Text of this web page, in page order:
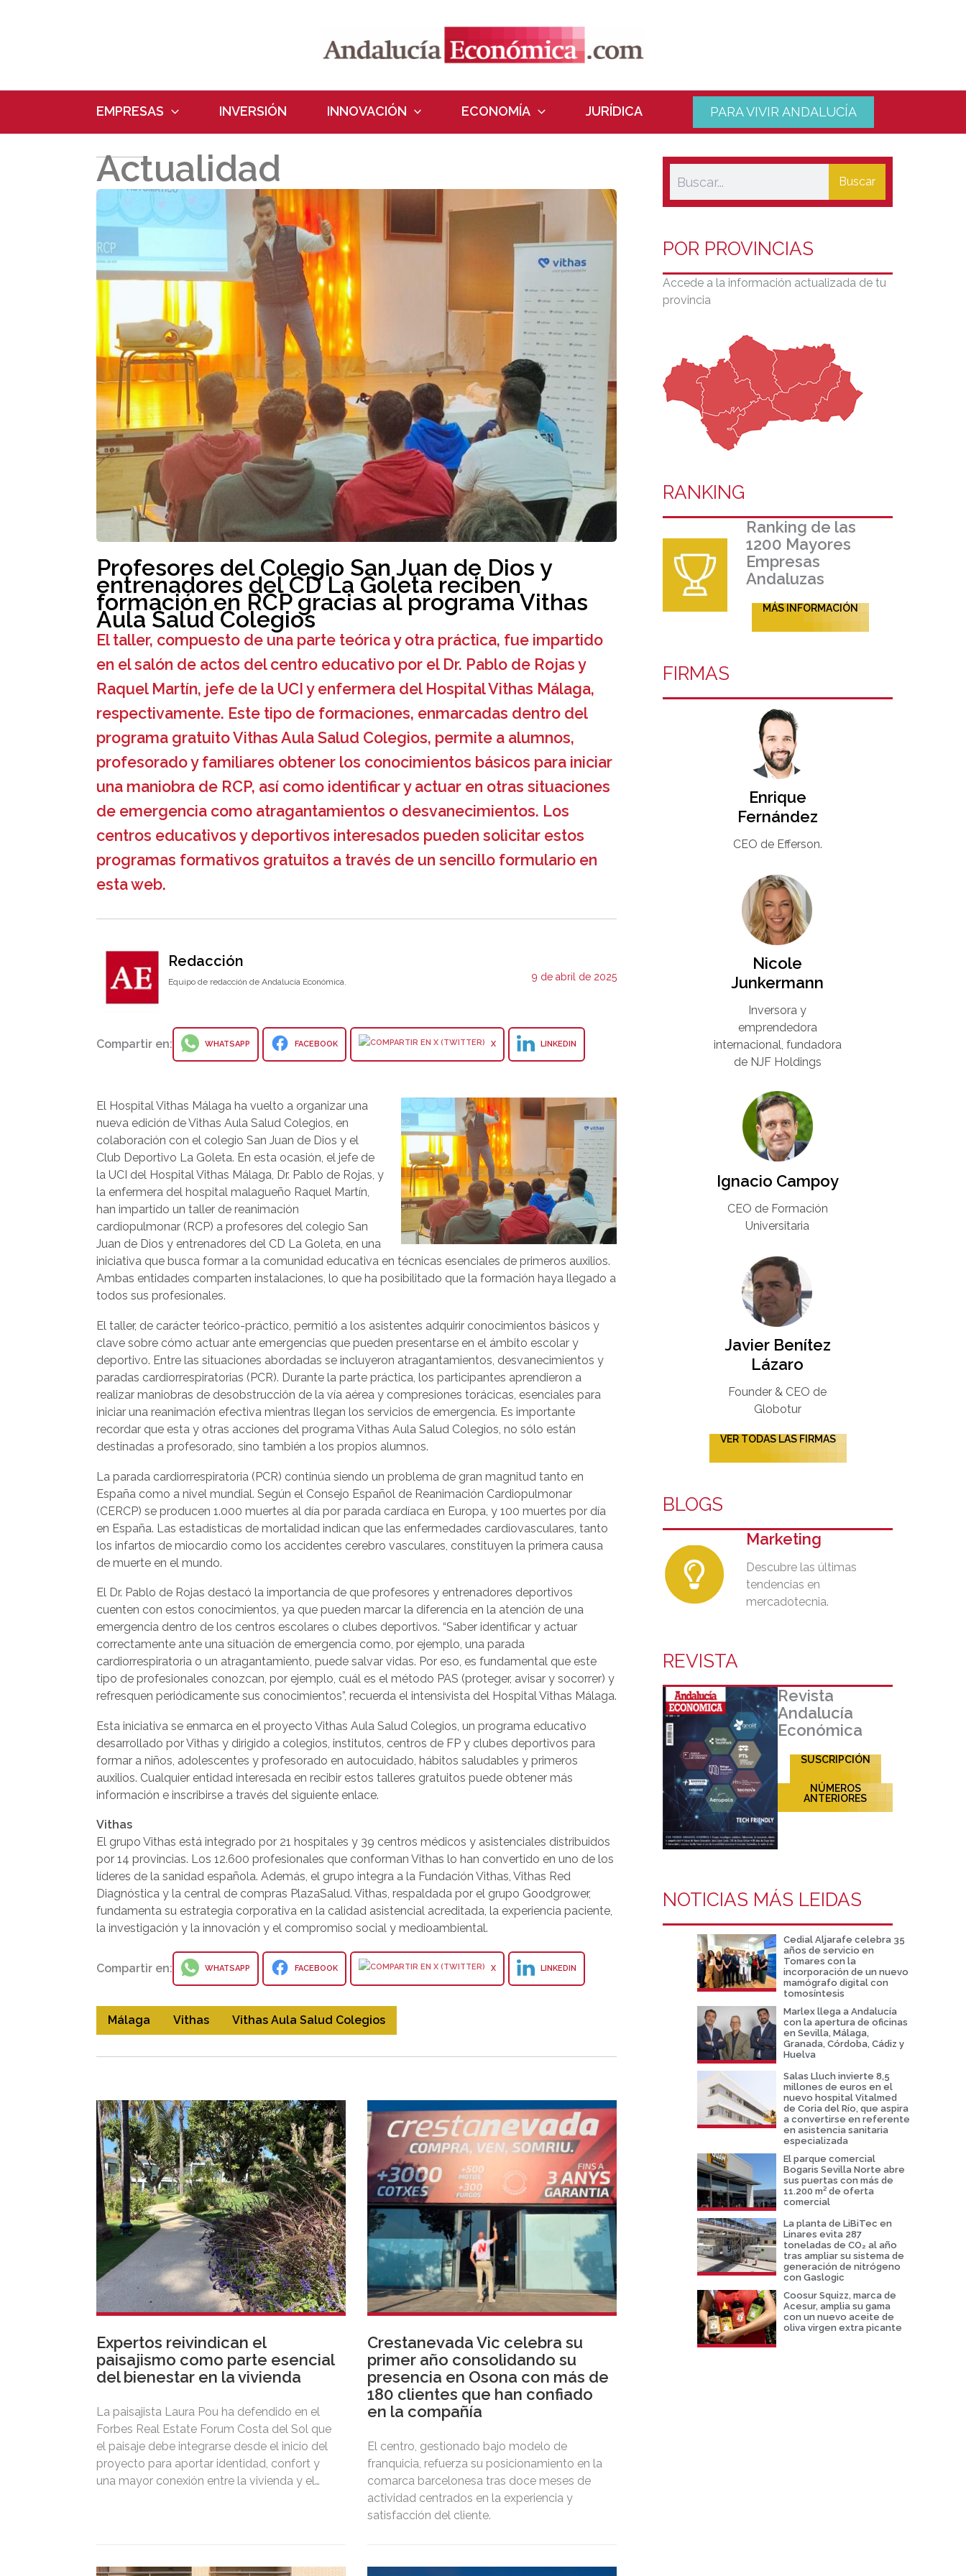
EMPRESAS INVERSIÓN INNOVACIÓN ECONOMÍA JURÍDICA PARA VIVIR ANDALUCÍA
Actualidad
Profesores del Colegio San Juan de Dios y
entrenadores del CD La Goleta reciben
formación en RCP gracias al programa Vithas
Aula Salud Colegios
El taller, compuesto de una parte teórica y otra práctica, fue impartido
en el salón de actos del centro educativo por el Dr. Pablo de Rojas y
Raquel Martín, jefe de la UCI y enfermera del Hospital Vithas Málaga,
respectivamente. Este tipo de formaciones, enmarcadas dentro del
programa gratuito Vithas Aula Salud Colegios, permite a alumnos,
profesorado y familiares obtener los conocimientos básicos para iniciar
una maniobra de RCP, así como identificar y actuar en otras situaciones
de emergencia como atragantamientos o desvanecimientos. Los
centros educativos y deportivos interesados pueden solicitar estos
programas formativos gratuitos a través de un sencillo formulario en
esta web.
Redacción
Equipo de redacción de Andalucía Económica. 9 de abril de 2025
Compartir en: WHATSAPP FACEBOOK X LINKEDIN
El Hospital Vithas Málaga ha vuelto a organizar una
nueva edición de Vithas Aula Salud Colegios, en
colaboración con el colegio San Juan de Dios y el
Club Deportivo La Goleta. En esta ocasión, el jefe de
la UCI del Hospital Vithas Málaga, Dr. Pablo de Rojas, y
la enfermera del hospital malagueño Raquel Martín,
han impartido un taller de reanimación
cardiopulmonar (RCP) a profesores del colegio San
Juan de Dios y entrenadores del CD La Goleta, en una
iniciativa que busca formar a la comunidad educativa en técnicas esenciales de primeros auxilios.
Ambas entidades comparten instalaciones, lo que ha posibilitado que la formación haya llegado a
todos sus profesionales.
El taller, de carácter teórico-práctico, permitió a los asistentes adquirir conocimientos básicos y
clave sobre cómo actuar ante emergencias que pueden presentarse en el ámbito escolar y
deportivo. Entre las situaciones abordadas se incluyeron atragantamientos, desvanecimientos y
paradas cardiorrespiratorias (PCR). Durante la parte práctica, los participantes aprendieron a
realizar maniobras de desobstrucción de la vía aérea y compresiones torácicas, esenciales para
iniciar una reanimación efectiva mientras llegan los servicios de emergencia. Es importante
recordar que esta y otras acciones del programa Vithas Aula Salud Colegios, no sólo están
destinadas a profesorado, sino también a los propios alumnos.
La parada cardiorrespiratoria (PCR) continúa siendo un problema de gran magnitud tanto en
España como a nivel mundial. Según el Consejo Español de Reanimación Cardiopulmonar
(CERCP) se producen 1.000 muertes al día por parada cardíaca en Europa, y 100 muertes por día
en España. Las estadísticas de mortalidad indican que las enfermedades cardiovasculares, tanto
los infartos de miocardio como los accidentes cerebro vasculares, constituyen la primera causa
de muerte en el mundo.
El Dr. Pablo de Rojas destacó la importancia de que profesores y entrenadores deportivos
cuenten con estos conocimientos, ya que pueden marcar la diferencia en la atención de una
emergencia dentro de los centros escolares o clubes deportivos. “Saber identificar y actuar
correctamente ante una situación de emergencia como, por ejemplo, una parada
cardiorrespiratoria o un atragantamiento, puede salvar vidas. Por eso, es fundamental que este
tipo de profesionales conozcan, por ejemplo, cuál es el método PAS (proteger, avisar y socorrer) y
refresquen periódicamente sus conocimientos”, recuerda el intensivista del Hospital Vithas Málaga.
Esta iniciativa se enmarca en el proyecto Vithas Aula Salud Colegios, un programa educativo
desarrollado por Vithas y dirigido a colegios, institutos, centros de FP y clubes deportivos para
formar a niños, adolescentes y profesorado en autocuidado, hábitos saludables y primeros
auxilios. Cualquier entidad interesada en recibir estos talleres gratuitos puede obtener más
información e inscribirse a través del siguiente enlace.
Vithas
El grupo Vithas está integrado por 21 hospitales y 39 centros médicos y asistenciales distribuidos
por 14 provincias. Los 12.600 profesionales que conforman Vithas lo han convertido en uno de los
líderes de la sanidad española. Además, el grupo integra a la Fundación Vithas, Vithas Red
Diagnóstica y la central de compras PlazaSalud. Vithas, respaldada por el grupo Goodgrower,
fundamenta su estrategia corporativa en la calidad asistencial acreditada, la experiencia paciente,
la investigación y la innovación y el compromiso social y medioambiental.
Compartir en: WHATSAPP FACEBOOK X LINKEDIN
Málaga Vithas Vithas Aula Salud Colegios
Expertos reivindican el
paisajismo como parte esencial
del bienestar en la vivienda
La paisajista Laura Pou ha defendido en el
Forbes Real Estate Forum Costa del Sol que
el paisaje debe integrarse desde el inicio del
proyecto para aportar identidad, confort y
una mayor conexión entre la vivienda y el
Crestanevada Vic celebra su
primer año consolidando su
presencia en Osona con más de
180 clientes que han confiado
en la compañía
El centro, gestionado bajo modelo de
franquicia, refuerza su posicionamiento en la
comarca barcelonesa tras doce meses de
actividad centrados en la experiencia y
satisfacción del cliente.
Buscar
POR PROVINCIAS
Accede a la información actualizada de tu
provincia
RANKING
Ranking de las
1200 Mayores
Empresas
Andaluzas
MÁS INFORMACIÓN
FIRMAS
Enrique
Fernández
CEO de Efferson.
Nicole
Junkermann​
Inversora y
emprendedora
internacional, fundadora
de NJF Holdings
Ignacio Campoy​
CEO de Formación
Universitaria​
Javier Benítez
Lázaro
Founder & CEO de
Globotur​
VER TODAS LAS FIRMAS
BLOGS
Marketing
Descubre las últimas
tendencias en
mercadotecnia.
REVISTA
Revista
Andalucía
Económica
SUSCRIPCIÓN
NÚMEROS
ANTERIORES
NOTICIAS MÁS LEIDAS
Cedial Aljarafe celebra 35
años de servicio en
Tomares con la
incorporación de un nuevo
mamógrafo digital con
tomosíntesis
Marlex llega a Andalucía
con la apertura de oficinas
en Sevilla, Málaga,
Granada, Córdoba, Cádiz y
Huelva
Salas Lluch invierte 8,5
millones de euros en el
nuevo hospital Vitalmed
de Coria del Río, que aspira
a convertirse en referente
en asistencia sanitaria
especializada
El parque comercial
Bogaris Sevilla Norte abre
sus puertas con más de
11.200 m² de oferta
comercial
La planta de LiBiTec en
Linares evita 287
toneladas de CO₂ al año
tras ampliar su sistema de
generación de nitrógeno
con Gaslogic
Coosur Squizz, marca de
Acesur, amplia su gama
con un nuevo aceite de
oliva virgen extra picante